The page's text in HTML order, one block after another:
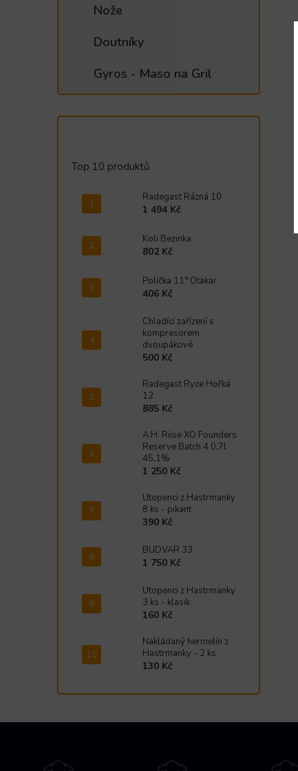
Nože
Doutníky
Gyros - Maso na Gril
Top 10 produktů
Radegast Rázná 10
1 494 Kč
Koli Bezinka
802 Kč
Polička 11° Otakar
406 Kč
Chladící zařízení s
kompresorem
dvoupákové
500 Kč
Radegast Ryze Hořká
12
885 Kč
A.H. Riise XO Founders
Reserve Batch 4 0,7l
45,1%
1 250 Kč
Utopenci z Hastrmanky
8 ks - pikant
390 Kč
BUDVAR 33
1 750 Kč
Utopenci z Hastrmanky
3 ks - klasik
160 Kč
Nakládaný hermelín z
Hastrmanky - 2 ks
130 Kč